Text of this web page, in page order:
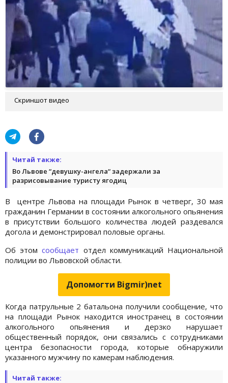
Скриншот видео
Читай также:
Во Львове “девушку-ангела“ задержали за
разрисовывание туристу ягодиц
В центре Львова на площади Рынок в четверг, 30 мая
гражданин Германии в состоянии алкогольного опьянения
в присутствии большого количества людей раздевался
догола и демонстрировал половые органы.
Об этомсообщает отдел коммуникаций Национальной
полиции во Львовской области.
Допомогти Bigmir)net
Когда патрульные 2 батальона получили сообщение, что
на площади Рынок находится иностранец в состоянии
алкогольного опьянения и дерзко нарушает
общественный порядок, они связались с сотрудниками
центра безопасности города, которые обнаружили
указанного мужчину по камерам наблюдения.
Читай также: